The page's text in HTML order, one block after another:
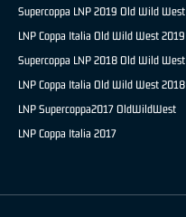
Supercoppa LNP 2019 Old Wild West
LNP Coppa Italia Old Wild West 2019
Supercoppa LNP 2018 Old Wild West
LNP Coppa Italia Old Wild West 2018
LNP Supercoppa2017 OldWildWest
LNP Coppa Italia 2017